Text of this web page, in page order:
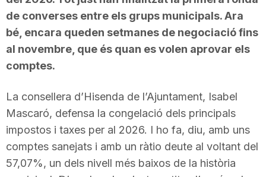
T
r
r
de converses entre els grups municipals. Ara
bé, encara queden setmanes de negociació fins
al novembre, que és quan es volen aprovar els
comptes.
La consellera d’Hisenda de l’Ajuntament, Isabel
Mascaró, defensa la congelació dels principals
impostos i taxes per al 2026. I ho fa, diu, amb uns
comptes sanejats i amb un ràtio deute al voltant del
57,07%, un dels nivell més baixos de la història